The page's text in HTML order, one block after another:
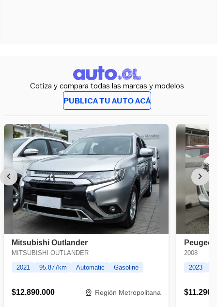
Cotiza y compara todas las marcas y modelos
PUBLICA TU AUTO ACÁ